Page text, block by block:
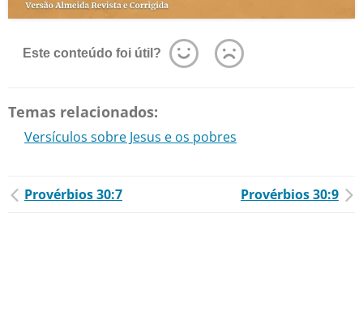
Este conteúdo foi útil?
Temas relacionados:
Versículos sobre Jesus e os pobres
Provérbios 30:7 Provérbios 30:9